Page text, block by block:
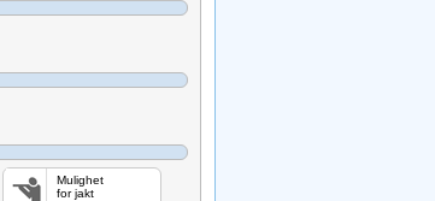
Mulighet
for jakt